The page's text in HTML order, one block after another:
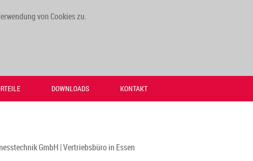
von Cookies zu.
DOWNLOADS KONTAKT
GmbH | Vertriebsbüro in Essen